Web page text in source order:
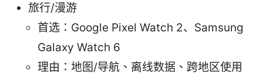
旅行/漫游
首选：Google Pixel Watch 2、Samsung
Galaxy Watch 6
理由：地图/导航、离线数据、跨地区使用